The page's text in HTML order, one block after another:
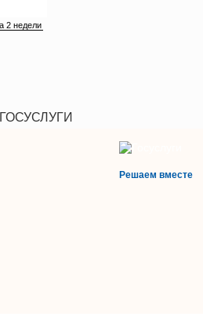
ГОСУСЛУГИ
Решаем вместе